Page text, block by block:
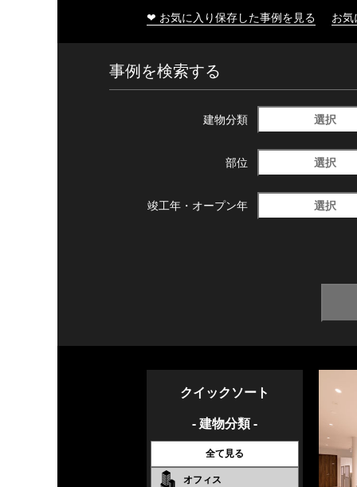
❤ お気に入り保存した事例を見る お
事例を検索する
建物分類 選択
部位 選択
竣工年・ オープン年 選択
クイックソート
- 建物分類 -
全て見る
オフィス